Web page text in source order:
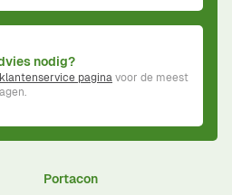
nodig?
klantenservice paginavoor de meest
Portacon